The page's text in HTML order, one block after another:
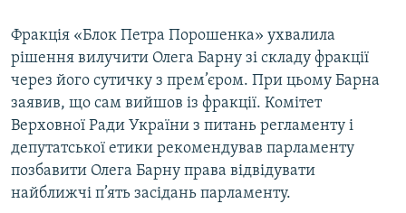
Фракція «Блок Петра Порошенка» ухвалила
рішення вилучити Олега Барну зі складу фракції
через його сутичку з прем’єром. При цьому Барна
заявив, що сам вийшов із фракції. Комітет
Верховної Ради України з питань регламенту і
депутатської етики рекомендував парламенту
позбавити Олега Барну права відвідувати
найближчі п’ять засідань парламенту.